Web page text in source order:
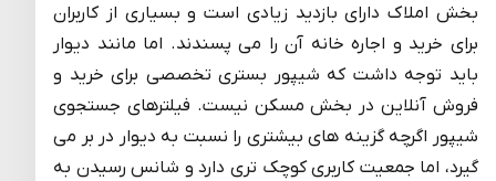
بخش املاک دارای بازدید زیادی است و بسیاری از کاربران
برای خرید و اجاره خانه آن را می پسندند. اما مانند دیوار
باید توجه داشت که شیپور بستری تخصصی برای خرید و
فروش آنلاین در بخش مسکن نیست. فیلترهای جستجوی
شیپور اگرچه گزینه های بیشتری را نسبت به دیوار در بر می
گیرد، اما جمعیت کاربری کوچک تری دارد و شانس رسیدن به